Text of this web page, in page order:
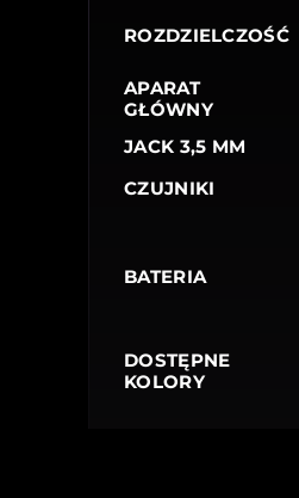
ROZDZIELCZOŚĆ
APARAT
GŁÓWNY
JACK 3,5 MM
CZUJNIKI
BATERIA
DOSTĘPNE
KOLORY